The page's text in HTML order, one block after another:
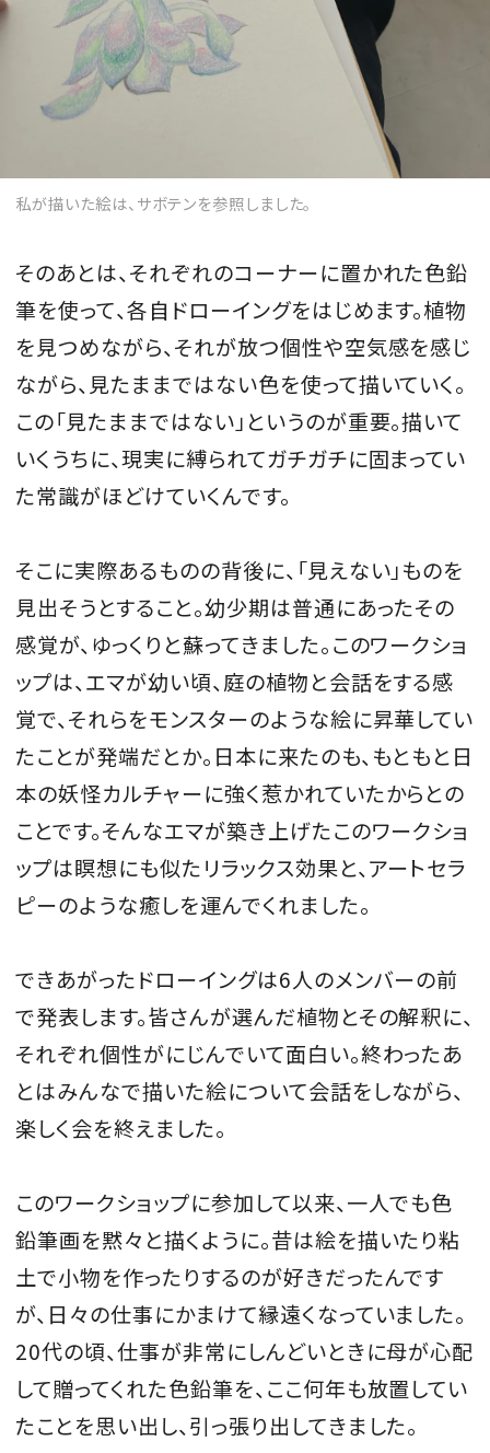
私が描いた絵は、サボテンを参照しました。
そのあとは、それぞれのコーナーに置かれた色鉛
筆を使って、各自ドローイングをはじめます。植物
を見つめながら、それが放つ個性や空気感を感じ
ながら、見たままではない色を使って描いていく。
この「見たままではない」というのが重要。描いて
いくうちに、現実に縛られてガチガチに固まってい
た常識がほどけていくんです。
そこに実際あるものの背後に、「見えない」ものを
見出そうとすること。幼少期は普通にあったその
感覚が、ゆっくりと蘇ってきました。このワークショ
ップは、エマが幼い頃、庭の植物と会話をする感
覚で、それらをモンスターのような絵に昇華してい
たことが発端だとか。日本に来たのも、もともと日
本の妖怪カルチャーに強く惹かれていたからとの
ことです。そんなエマが築き上げたこのワークショ
ップは瞑想にも似たリラックス効果と、アートセラ
ピーのような癒しを運んでくれました。
できあがったドローイングは6人のメンバーの前
で発表します。皆さんが選んだ植物とその解釈に、
それぞれ個性がにじんでいて面白い。終わったあ
とはみんなで描いた絵について会話をしながら、
楽しく会を終えました。
このワークショップに参加して以来、一人でも色
鉛筆画を黙々と描くように。昔は絵を描いたり粘
土で小物を作ったりするのが好きだったんです
が、日々の仕事にかまけて縁遠くなっていました。
20代の頃、仕事が非常にしんどいときに母が心配
して贈ってくれた色鉛筆を、ここ何年も放置してい
たことを思い出し、引っ張り出してきました。